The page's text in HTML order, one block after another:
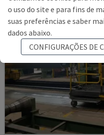
o uso do site e para fins de
suas preferências e saber
dados abaixo.
CONFIGURAÇÕES DE